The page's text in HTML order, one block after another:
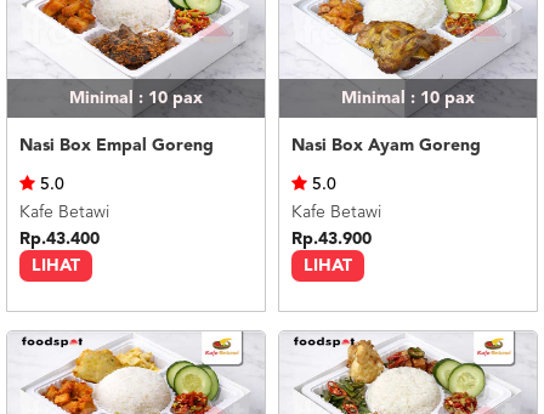
Minimal : 10 pax
Nasi Box Empal Goreng
LIHAT
5.0
Kafe Betawi
Rp.43.400
Minimal : 10pax
Nasi Box Ayam Goreng
LIHAT
5.0
Kafe Betawi
Rp.43.900